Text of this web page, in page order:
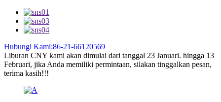
Hubungi Kami:86-21-66120569
Liburan CNY kami akan dimulai dari tanggal 23 Januari. hingga 13
Februari, jika Anda memiliki permintaan, silakan tinggalkan pesan,
terima kasih!!!